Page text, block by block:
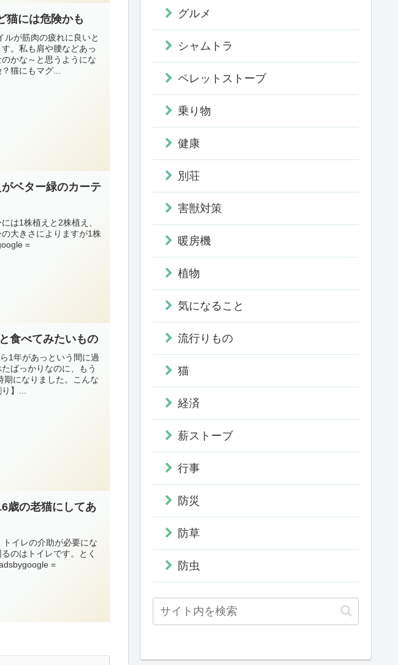
猫には危険かも
ルが筋肉の疲れに良いと
。私も肩や腰などあっ
かな～と思うようにな
猫にもマグ...
ベター緑のカーテ
は1株植えと2株植え、
大きさによりますが1株
=
食べてみたいもの
1年があっという間に過
ばっかりなのに、もう
期になりました。こんな
】...
歳の老猫にしてあ
イレの介助が必要にな
のはトイレです。とく
=
グルメ
シャムトラ
ペレットストーブ
乗り物
健康
別荘
害獣対策
暖房機
植物
気になること
流行りもの
猫
経済
薪ストーブ
行事
防災
防草
防虫